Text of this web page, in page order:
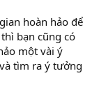
hoàn hảo để
bạn cũng có
một vài ý
tìm ra ý tưởng